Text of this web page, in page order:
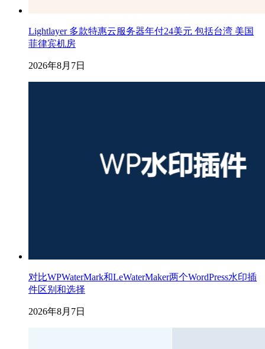
Lightlayer 多款特惠云服务器年付24美元 包括台湾 美国
菲律宾机房
2026年8月7日
对比WPWaterMark和LeWaterMaker两个WordPress水印插
件区别和选择
2026年8月7日